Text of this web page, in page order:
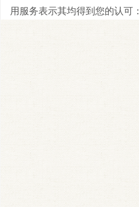
用服务表示其均得到您的认可：